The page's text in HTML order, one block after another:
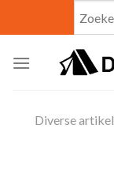
Diverse